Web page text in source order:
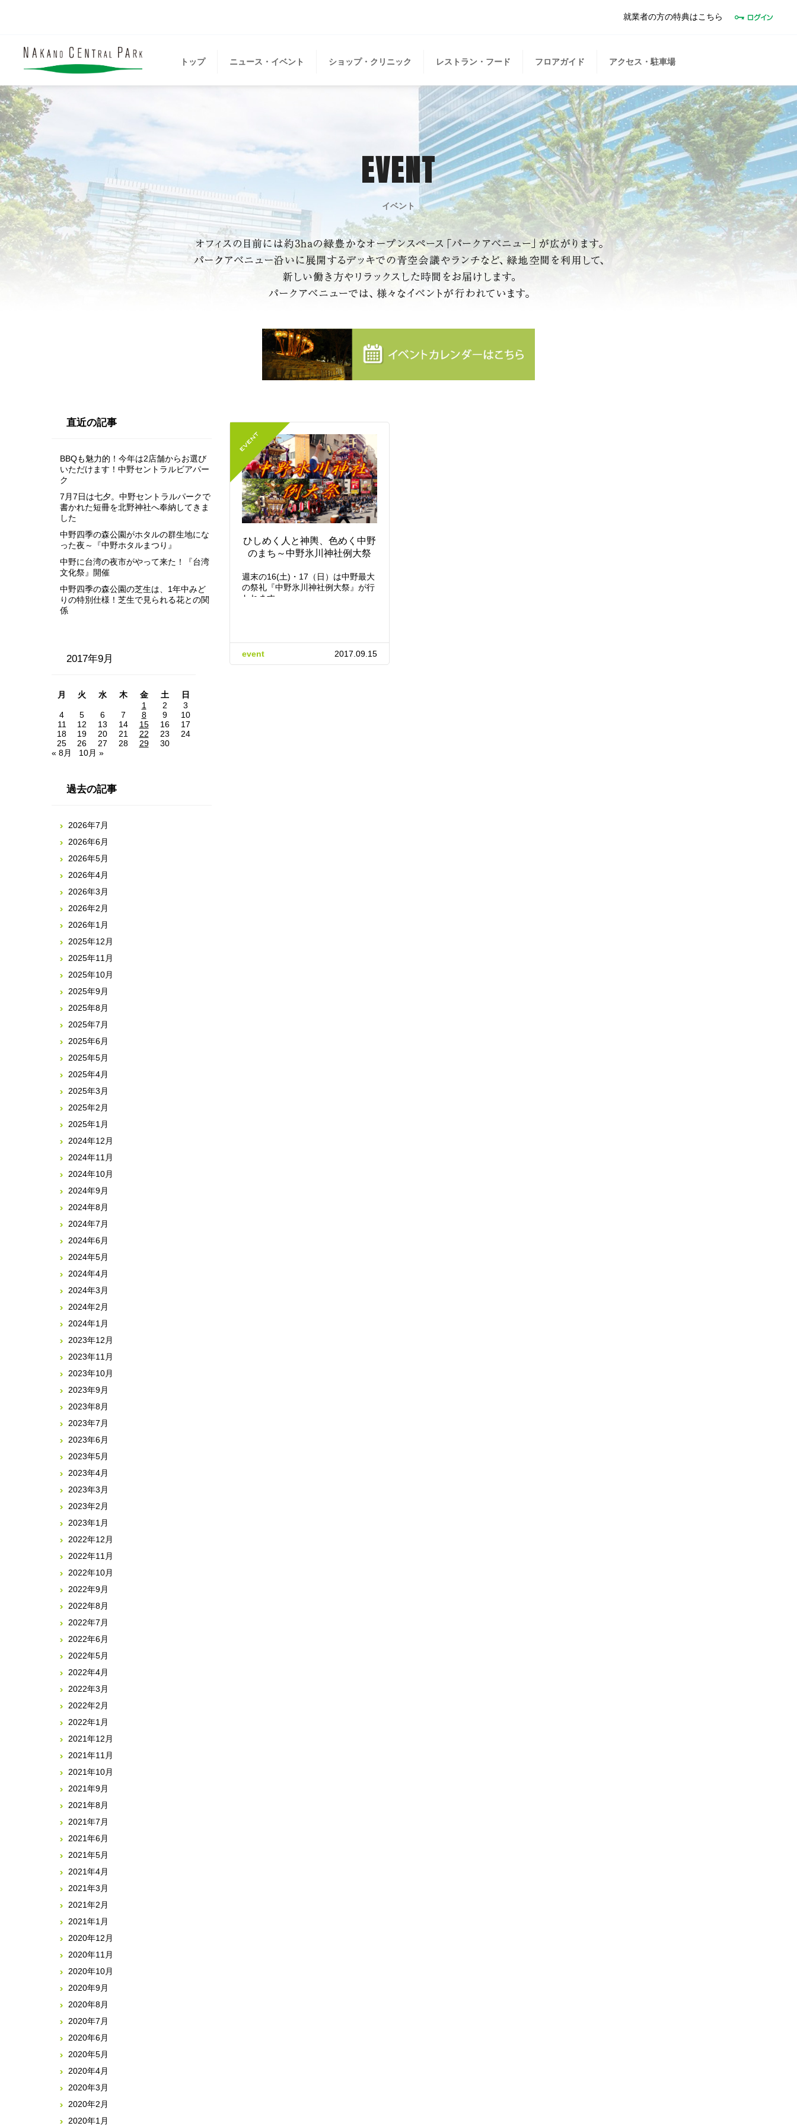
就業者の方の特典はこちら
トップ ニュース・イベント ショップ・クリニック レストラン・フード フロアガイド アクセス・駐車場
EVENT
イベント
ひしめく人と神輿、色めく中野
のまち～中野氷川神社例大祭
週末の16(土)・17（日）は中野最大
の祭礼『中野氷川神社例大祭』が行
われます。…
event 2017.09.15
直近の記事
BBQも魅力的！今年は2店舗からお選び
いただけます！中野セントラルビアパー
ク
7月7日は七夕。中野セントラルパークで
書かれた短冊を北野神社へ奉納してきま
した
中野四季の森公園がホタルの群生地にな
った夜～『中野ホタルまつり』
中野に台湾の夜市がやって来た！『台湾
文化祭』開催
中野四季の森公園の芝生は、1年中みど
りの特別仕様！芝生で見られる花との関
係
2017年9月
月 火 水 木 金 土
日
1
2
3
4
5 6 7 8 9
10
11
12 13 14 15 16
17
18
19 20 21 22 23
24
25
26 27 28 29
30
« 8月
10月 »
過去の記事
2026年7月
2026年6月
2026年5月
2026年4月
2026年3月
2026年2月
2026年1月
2025年12月
2025年11月
2025年10月
2025年9月
2025年8月
2025年7月
2025年6月
2025年5月
2025年4月
2025年3月
2025年2月
2025年1月
2024年12月
2024年11月
2024年10月
2024年9月
2024年8月
2024年7月
2024年6月
2024年5月
2024年4月
2024年3月
2024年2月
2024年1月
2023年12月
2023年11月
2023年10月
2023年9月
2023年8月
2023年7月
2023年6月
2023年5月
2023年4月
2023年3月
2023年2月
2023年1月
2022年12月
2022年11月
2022年10月
2022年9月
2022年8月
2022年7月
2022年6月
2022年5月
2022年4月
2022年3月
2022年2月
2022年1月
2021年12月
2021年11月
2021年10月
2021年9月
2021年8月
2021年7月
2021年6月
2021年5月
2021年4月
2021年3月
2021年2月
2021年1月
2020年12月
2020年11月
2020年10月
2020年9月
2020年8月
2020年7月
2020年6月
2020年5月
2020年4月
2020年3月
2020年2月
2020年1月